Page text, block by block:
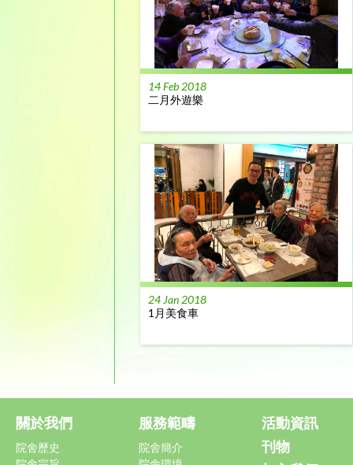
14 Feb 2018
二月外遊樂
24 Jan 2018
1月美食車
關於我們
院舍歷史
服務範疇
院舍簡介
活動資訊
刊物